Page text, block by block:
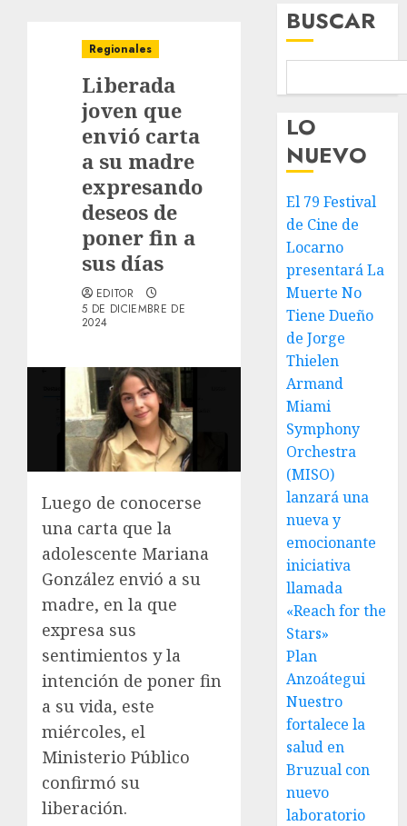
Regionales
Liberada
joven que
envió carta
a su madre
expresando
deseos de
poner fin a
sus días
EDITOR
5 DE DICIEMBRE DE
2024
Luego de conocerse
una carta que la
adolescente Mariana
González envió a su
madre, en la que
expresa sus
sentimientos y la
intención de poner fin
a su vida, este
miércoles, el
Ministerio Público
confirmó su
liberación.
BUSCAR
LO
NUEVO
El 79 Festival
de Cine de
Locarno
presentará La
Muerte No
Tiene Dueño
de Jorge
Thielen
Armand
Miami
Symphony
Orchestra
(MISO)
lanzará una
nueva y
emocionante
iniciativa
llamada
«Reach for the
Stars»
Plan
Anzoátegui
Nuestro
fortalece la
salud en
Bruzual con
nuevo
laboratorio